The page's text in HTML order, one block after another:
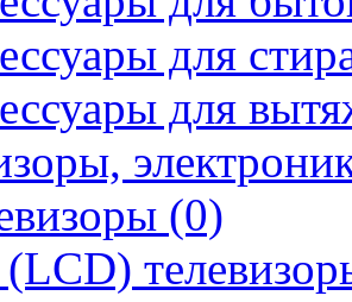
для
для
(0)